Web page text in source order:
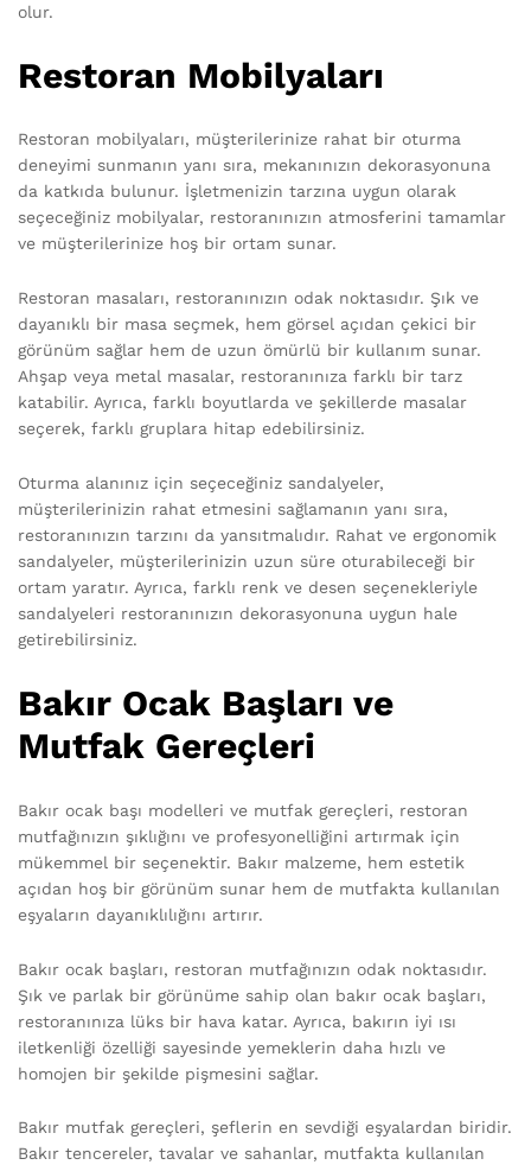
olur.
Restoran Mobilyaları
Restoran mobilyaları, müşterilerinize rahat bir oturma
deneyimi sunmanın yanı sıra, mekanınızın dekorasyonuna
da katkıda bulunur. İşletmenizin tarzına uygun olarak
seçeceğiniz mobilyalar, restoranınızın atmosferini tamamlar
ve müşterilerinize hoş bir ortam sunar.
Restoran masaları, restoranınızın odak noktasıdır. Şık ve
dayanıklı bir masa seçmek, hem görsel açıdan çekici bir
görünüm sağlar hem de uzun ömürlü bir kullanım sunar.
Ahşap veya metal masalar, restoranınıza farklı bir tarz
katabilir. Ayrıca, farklı boyutlarda ve şekillerde masalar
seçerek, farklı gruplara hitap edebilirsiniz.
Oturma alanınız için seçeceğiniz sandalyeler,
müşterilerinizin rahat etmesini sağlamanın yanı sıra,
restoranınızın tarzını da yansıtmalıdır. Rahat ve ergonomik
sandalyeler, müşterilerinizin uzun süre oturabileceği bir
ortam yaratır. Ayrıca, farklı renk ve desen seçenekleriyle
sandalyeleri restoranınızın dekorasyonuna uygun hale
getirebilirsiniz.
Bakır Ocak Başları ve
Mutfak Gereçleri
Bakır ocak başı modelleri ve mutfak gereçleri, restoran
mutfağınızın şıklığını ve profesyonelliğini artırmak için
mükemmel bir seçenektir. Bakır malzeme, hem estetik
açıdan hoş bir görünüm sunar hem de mutfakta kullanılan
eşyaların dayanıklılığını artırır.
Bakır ocak başları, restoran mutfağınızın odak noktasıdır.
Şık ve parlak bir görünüme sahip olan bakır ocak başları,
restoranınıza lüks bir hava katar. Ayrıca, bakırın iyi ısı
iletkenliği özelliği sayesinde yemeklerin daha hızlı ve
homojen bir şekilde pişmesini sağlar.
Bakır mutfak gereçleri, şeflerin en sevdiği eşyalardan biridir.
Bakır tencereler, tavalar ve sahanlar, mutfakta kullanılan